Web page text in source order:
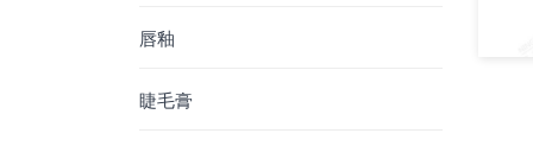
唇釉
睫毛膏